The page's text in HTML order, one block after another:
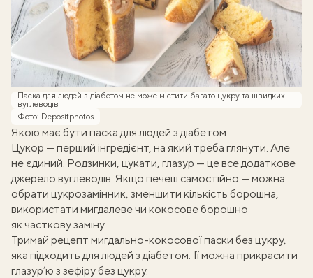
Паска для людей з діабетом не може містити багато цукру та швидких
вуглеводів
Фото: Depositphotos
Якою має бути паска для людей з діабетом
Цукор — перший інгредієнт, на який треба глянути. Але
не єдиний. Родзинки, цукати, глазур — це все додаткове
джерело вуглеводів. Якщо печеш самостійно — можна
обрати цукрозамінник, зменшити кількість борошна,
використати мигдалеве чи кокосове борошно
як часткову заміну.
Тримай рецепт мигдально-кокосової паски без цукру,
яка підходить для людей з діабетом. Її можна прикрасити
глазур’ю з зефіру без цукру.